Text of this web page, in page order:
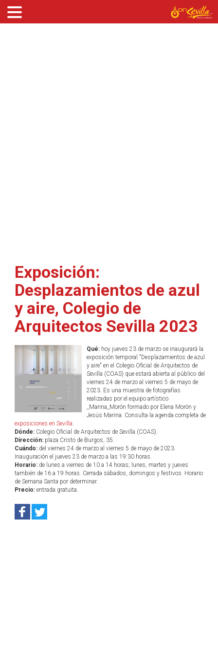
Exposición:
Desplazamientos de azul
y aire, Colegio de
Arquitectos Sevilla 2023
Qué:hoy jueves 23 de marzo se inaugurará la
exposición temporal "Desplazamientos de azul
y aire" en el Colegio Oficial de Arquitectos de
Sevilla (COAS) que estará abierta al público del
viernes 24 de marzo al viernes 5 de mayo de
2023. Es una muestra de fotografías
realizadas por el equipo artístico
_Marina_Morón formado por Elena Morón y
Jesús Marina. Consulta la agenda completa de
exposiciones en Sevilla.
Dónde: Colegio Oficial de Arquitectos de Sevilla (COAS).
Dirección: plaza Cristo de Burgos, 35.
Cuándo: del viernes 24 de marzo al viernes 5 de mayo de 2023.
Inauguración el jueves 23 de marzo a las 19:30 horas.
Horario: de lunes a viernes de 10 a 14 horas; lunes, martes y jueves
también de 16 a 19 horas. Cerrada sábados, domingos y festivos. Horario
de Semana Santa por determinar.
Precio: entrada gratuita.